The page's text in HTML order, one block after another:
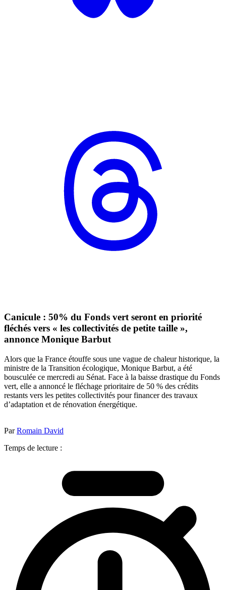
Canicule : 50% du Fonds vert seront en priorité
fléchés vers « les collectivités de petite taille »,
annonce Monique Barbut
Alors que la France étouffe sous une vague de chaleur historique, la
ministre de la Transition écologique, Monique Barbut, a été
bousculée ce mercredi au Sénat. Face à la baisse drastique du Fonds
vert, elle a annoncé le fléchage prioritaire de 50 % des crédits
restants vers les petites collectivités pour financer des travaux
d’adaptation et de rénovation énergétique.
ParRomain David
Temps de lecture :